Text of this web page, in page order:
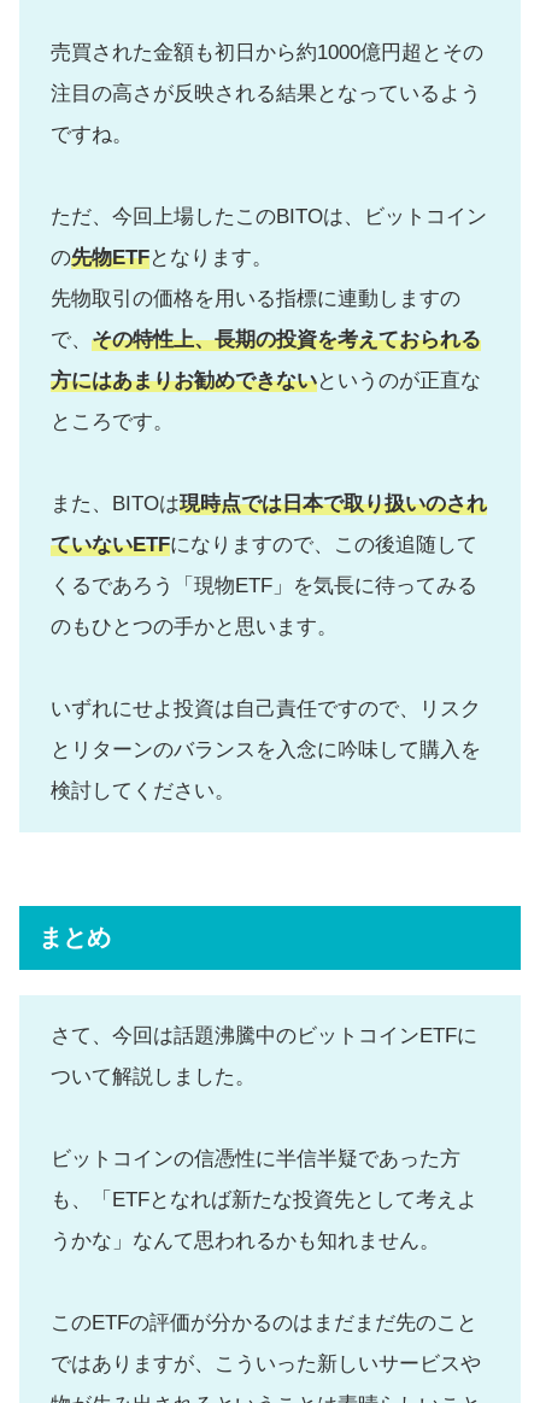
売買された金額も初日から約1000億円超とその
注目の高さが反映される結果となっているよう
ですね。
ただ、今回上場したこのBITOは、ビットコイン
の先物ETFとなります。
先物取引の価格を用いる指標に連動しますの
で、 その特性上、長期の投資を考えておられる
方にはあまりお勧めできないというのが正直な
ところです。
また、BITOは現時点では日本で取り扱いのされ
ていないETFになりますので、この後追随して
くるであろう「現物ETF」を気長に待ってみる
のもひとつの手かと思います。
いずれにせよ投資は自己責任ですので、リスク
とリターンのバランスを入念に吟味して購入を
検討してください。
まとめ
さて、今回は話題沸騰中のビットコインETFに
ついて解説しました。
ビットコインの信憑性に半信半疑であった方
も、「ETFとなれば新たな投資先として考えよ
うかな」なんて思われるかも知れません。
このETFの評価が分かるのはまだまだ先のこと
ではありますが、こういった新しいサービスや